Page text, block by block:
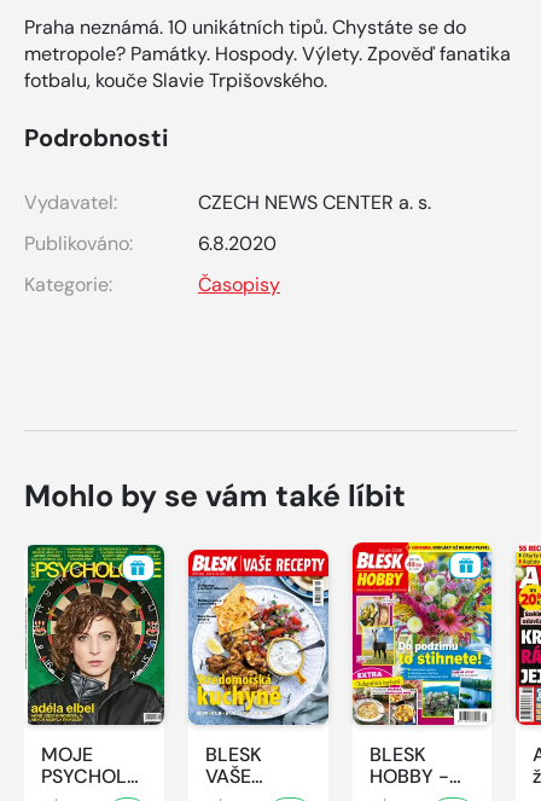
Praha neznámá. 10 unikátních tipů. Chystáte se do
metropole? Památky. Hospody. Výlety. Zpověď fanatika
fotbalu, kouče Slavie Trpišovského.
Podrobnosti
Vydavatel:
CZECH NEWS CENTER a. s.
Publikováno:
6.8.2020
Kategorie:
Časopisy
Mohlo by se vám také líbit
MOJE
PSYCHOLOGIE
BLESK
VAŠE
BLESK
HOBBY -